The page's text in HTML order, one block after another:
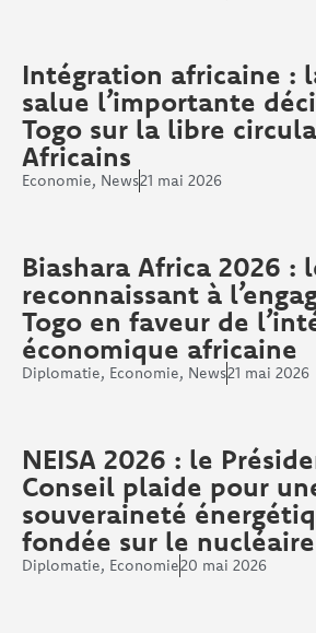
Intégration africaine :
salue l’importante
Togo sur la libre
Africains
Economie, News21 mai 2026
Biashara Africa 2026 :
reconnaissant à
Togo en faveur de
économique africaine
Diplomatie, Economie, News21 mai 2026
NEISA 2026 : le
Conseil plaide pour
souveraineté
fondée sur le nucléaire
Diplomatie, Economie20 mai 2026